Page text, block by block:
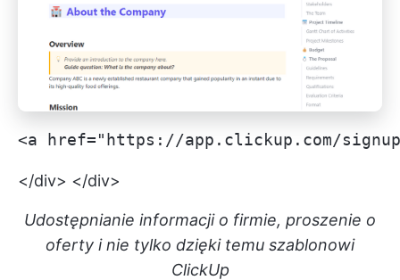
<a href="https://app.clickup.com/
</div> </div>
Udostępnianie informacji o firmie, proszenie o
oferty i nie tylko dzięki temu szablonowi
ClickUp